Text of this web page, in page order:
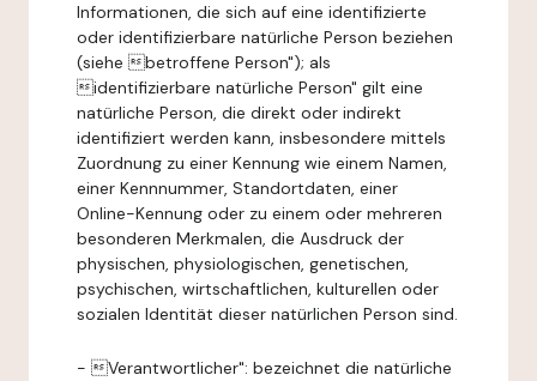
Informationen, die sich auf eine identifizierte
oder identifizierbare natürliche Person beziehen
(siehe betroffene Person"); als
identifizierbare natürliche Person" gilt eine
natürliche Person, die direkt oder indirekt
identifiziert werden kann, insbesondere mittels
Zuordnung zu einer Kennung wie einem Namen,
einer Kennnummer, Standortdaten, einer
Online-Kennung oder zu einem oder mehreren
besonderen Merkmalen, die Ausdruck der
physischen, physiologischen, genetischen,
psychischen, wirtschaftlichen, kulturellen oder
sozialen Identität dieser natürlichen Person sind.
- Verantwortlicher": bezeichnet die natürliche